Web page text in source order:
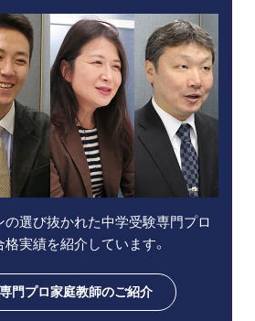
の選び抜かれた中学受験専門プロ
実績を紹介しています。
門プロ家庭教師のご紹介